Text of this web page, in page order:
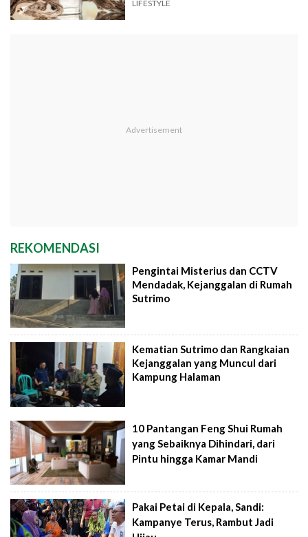
LIFESTYLE
REKOMENDASI
Pengintai Misterius dan CCTV
Mendadak, Kejanggalan di Rumah
Sutrimo
Kematian Sutrimo dan Rangkaian
Kejanggalan yang Muncul dari
Kampung Halaman
10 Pantangan Feng Shui Rumah
yang Sebaiknya Dihindari, dari
Pintu hingga Kamar Mandi
Pakai Petai di Kepala, Sandi:
Kampanye Terus, Rambut Jadi